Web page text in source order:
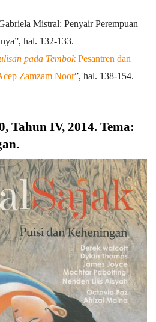
Mistral: Penyair Perempuan
hal. 132-133.
pada TembokPesantren dan
Zamzam Noor”, hal. 138-154.
Tahun IV, 2014. Tema:
.